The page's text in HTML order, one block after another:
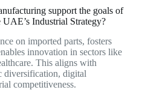
support the goals of
Industrial Strategy?
on imported parts, fosters
innovation in sectors like
This aligns with
diversification, digital
competitiveness.